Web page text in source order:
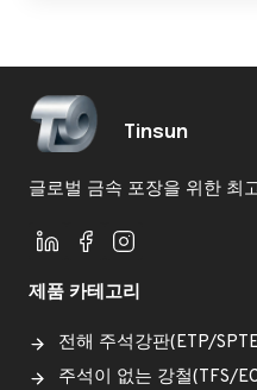
Tinsun
글로벌 금속 포장을 위한 최
제품 카테고리
전해 주석강판(ETP/
주석이 없는 강철(TFS/